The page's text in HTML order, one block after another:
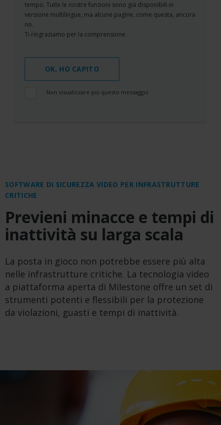
tempo. Tutte le nostre funzioni sono già disponibili in
versione multilingue, ma alcune pagine, come questa, ancora
no.
Ti ringraziamo per la comprensione.
OK, HO CAPITO
Non visualizzare più questo messaggio
SOFTWARE DI SICUREZZA VIDEO PER INFRASTRUTTURE
CRITICHE
Previeni minacce e tempi di
inattività su larga scala
La posta in gioco non potrebbe essere più alta
nelle infrastrutture critiche. La tecnologia video
a piattaforma aperta di Milestone offre un set di
strumenti potenti e flessibili per la protezione
da violazioni, guasti e tempi di inattività.